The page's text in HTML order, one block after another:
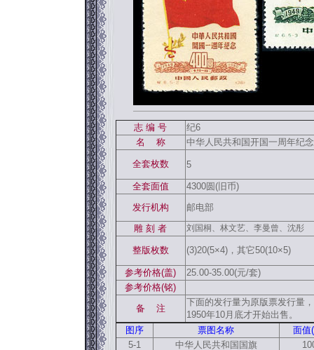
志 编 号
纪6
名 称
中华人民共和国开国一周年纪念
全套枚数 5
全套面值
4300圆(旧币)
发行机构
邮电部
雕 刻 者
刘国桐、林文艺、李曼曾、沈彤
整版枚数 (3)20(5×4)，其它50(10×5)
参考价格(盖)
25.00-35.00(元/套)
参考价格(铭)
备 注
下面的发行量为原版票发行量
1950年10月底才开始出售。
图序
票图名称
面值
5-1
中华人民共和国国旗